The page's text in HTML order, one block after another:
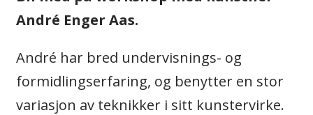
André Enger Aas.
André har bred undervisnings- og
formidlingserfaring, og benytter en stor
variasjon av teknikker i sitt kunstervirke.